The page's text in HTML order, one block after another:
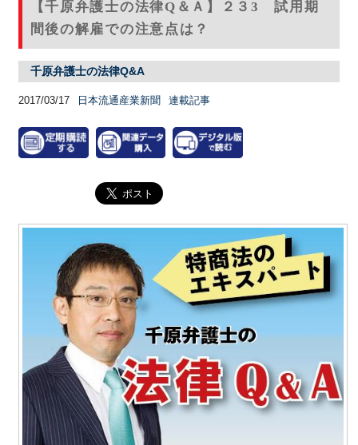
【千原弁護士の法律Q＆Ａ】２３3 試用期
間後の解雇での注意点は？
千原弁護士の法律Q&A
2017/03/17 日本流通産業新聞 連載記事